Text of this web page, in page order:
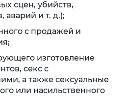
сцен, убийств,
аварий и т. д.);
с продажей и
изготовление
секс с
а также сексуальные
или насильственного